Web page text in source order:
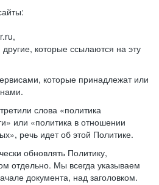
которые ссылаются на эту
которые принадлежат или
слова «политика
или «политика в отношении
речь идет об этой Политике.
обновлять Политику,
отдельно. Мы всегда указываем
документа, над заголовком.